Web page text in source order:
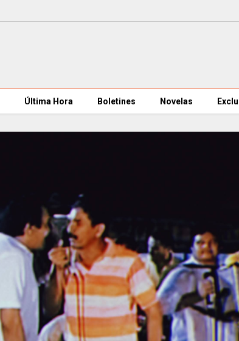
Última Hora Boletines Novelas